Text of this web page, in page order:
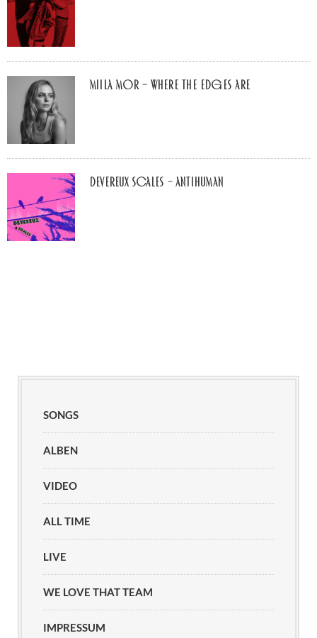
Miila Mor – Where The Edges Are
Devereux Scales – Antihuman
SONGS
ALBEN
VIDEO
ALL TIME
LIVE
WE LOVE THAT TEAM
IMPRESSUM